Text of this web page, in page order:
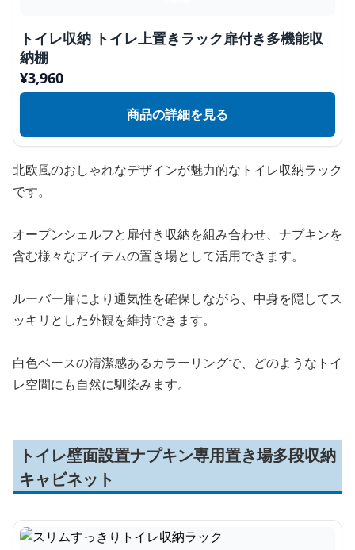
トイレ収納 トイレ上置きラック扉付き多機能収
納棚
¥3,960
商品の詳細を見る
北欧風のおしゃれなデザインが魅力的なトイレ収納ラック
です。
オープンシェルフと扉付き収納を組み合わせ、ナプキンを
含む様々なアイテムの置き場として活用できます。
ルーバー扉により通気性を確保しながら、中身を隠してス
ッキリとした外観を維持できます。
白色ベースの清潔感あるカラーリングで、どのようなトイ
レ空間にも自然に馴染みます。
トイレ壁面設置ナプキン専用置き場多段収納
キャビネット